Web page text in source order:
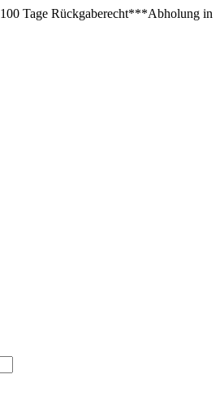
100 Tage Rückgaberecht***Abholung in